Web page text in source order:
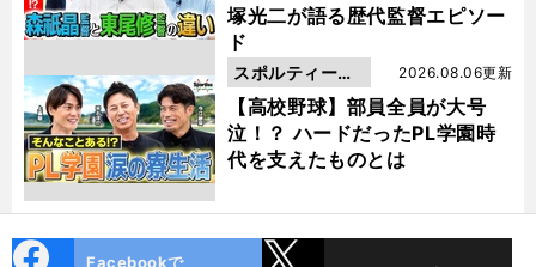
塚光二が語る歴代監督エピソー
ド
【高校野球】部員全員が大号
泣！？ ハードだったPL学園時
代を支えたものとは
2026.08.06更新
スポルティーバ
動画
Facebookで